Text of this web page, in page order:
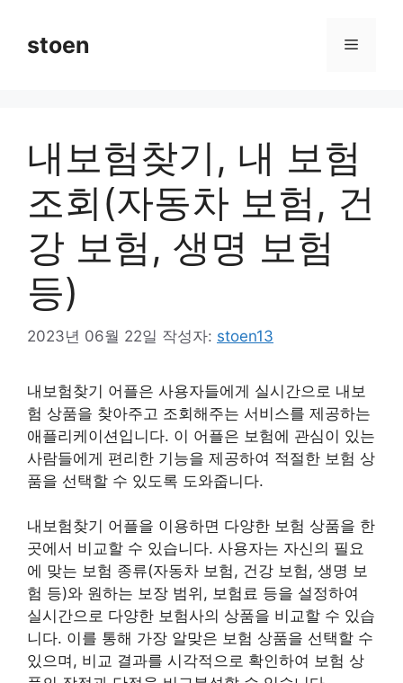
stoen 메
내보험찾기, 내 보험
조회(자동차 보험, 건
강 보험, 생명 보험
등)
2023년 06월 22일 작성자: stoen13
내보험찾기 어플은 사용자들에게 실시간으로 내보
험 상품을 찾아주고 조회해주는 서비스를 제공하는
애플리케이션입니다. 이 어플은 보험에 관심이 있는
사람들에게 편리한 기능을 제공하여 적절한 보험 상
품을 선택할 수 있도록 도와줍니다.
내보험찾기 어플을 이용하면 다양한 보험 상품을 한
곳에서 비교할 수 있습니다. 사용자는 자신의 필요
에 맞는 보험 종류(자동차 보험, 건강 보험, 생명 보
험 등)와 원하는 보장 범위, 보험료 등을 설정하여
실시간으로 다양한 보험사의 상품을 비교할 수 있습
니다. 이를 통해 가장 알맞은 보험 상품을 선택할 수
있으며, 비교 결과를 시각적으로 확인하여 보험 상